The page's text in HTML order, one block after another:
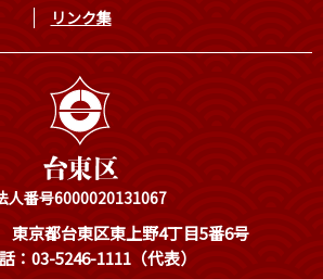
リンク集
人番号6000020131067
東京都台東区東上野4丁目5番6号
：03-5246-1111（代表）